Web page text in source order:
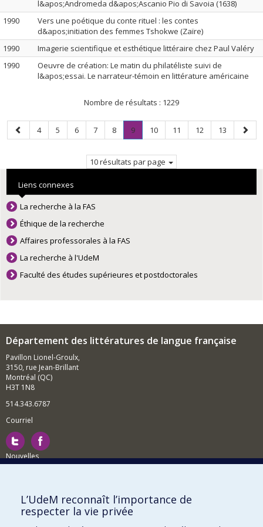
l&apos;Andromeda d&apos;Ascanio Pio di Savoia (1638)
1990
Vers une poétique du conte rituel : les contes
d&apos;initiation des femmes Tshokwe (Zaïre)
1990
Imagerie scientifique et esthétique littéraire chez Paul Valéry
1990
Oeuvre de création: Le matin du philatéliste suivi de
l&apos;essai. Le narrateur-témoin en littérature américaine
Nombre de résultats : 1229
Page
précédente
Page
4 Page
5 Page
6 Page
7 Page
8 Page
9.
Page
Page
10 Page
11 Page
12 Page
13
Page
10 résultats par page
Liens connexes
La recherche à la FAS
Éthique de la recherche
Affaires professorales à la FAS
La recherche à l'UdeM
Faculté des études supérieures et postdoctorales
Département des littératures de langue française
Pavillon Lionel-Groulx,
3150, rue Jean-Brillant
Montréal (QC)
H3T 1N8
514.343.6787
Courriel
Nouvelles
Comment soutenir le Département?
BESOIN D'AIDE?
L’UdeM reconnaît l’importance de
respecter la vie privée